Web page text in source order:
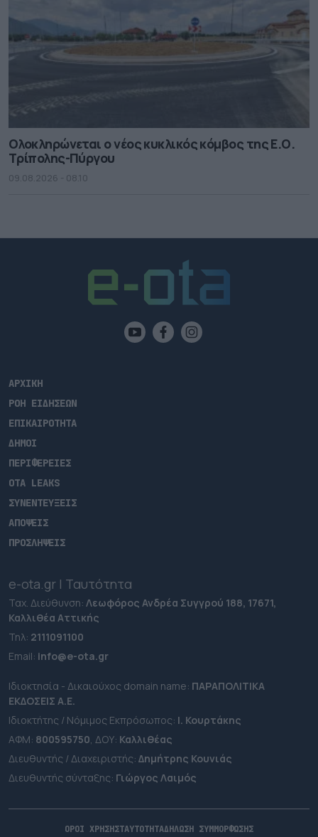
Ολοκληρώνεται ο νέος κυκλικός κόμβος της Ε.Ο.
Τρίπολης-Πύργου
09.08.2026 - 08.10
ΑΡΧΙΚΗ
ΡΟΗ ΕΙΔΗΣΕΩΝ
ΕΠΙΚΑΙΡΟΤΗΤΑ
ΔΗΜΟΙ
ΠΕΡΙΦΕΡΕΙΕΣ
OTA LEAKS
ΣΥΝΕΝΤΕΥΞΕΙΣ
ΑΠΟΨΕΙΣ
ΠΡΟΣΛΗΨΕΙΣ
e-ota.gr | Ταυτότητα
Ταχ. Διεύθυνση: Λεωφόρος Ανδρέα Συγγρού 188, 17671,
Καλλιθέα Αττικής
Τηλ: 2111091100
Εmail: info@e-ota.gr
Ιδιοκτησία - Δικαιούχος domain name: ΠΑΡΑΠΟΛΙΤΙΚΑ
ΕΚΔΟΣΕΙΣ A.E.
Ιδιοκτήτης / Νόμιμος Εκπρόσωπος: Ι. Κουρτάκης
ΑΦΜ: 800595750, ΔΟΥ: Καλλιθέας
Διευθυντής / Διαχειριστής: Δημήτρης Κουνιάς
Διευθυντής σύνταξης: Γιώργος Λαιμός
ΟΡΟΙ ΧΡΗΣΗΣΤΑΥΤΟΤΗΤΑΔΗΛΩΣΗ ΣΥΜΜΟΡΦΩΣΗΣ